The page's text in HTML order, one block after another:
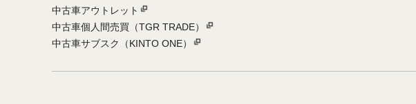
中古車アウトレット
中古車個人間売買（TGR TRADE）
中古車サブスク（KINTO ONE）